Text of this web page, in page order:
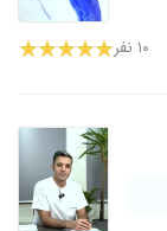
۱۰ نفر